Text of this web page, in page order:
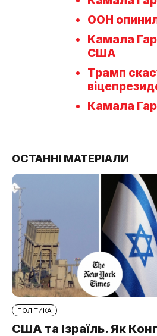
ООН
Камала
США
Трамп
Камала
ОСТАННІ МАТЕРІАЛИ
ПОЛІТИКА
США та Ізраїль. Як